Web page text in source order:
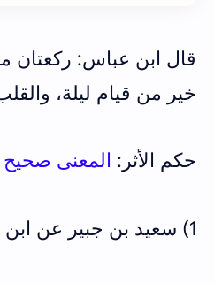
قال ابن عباس: ركعتان
خير من قيام ليلة،
حكم الأثر: المعنى صحيح
1) سعيد بن جبير عن ابن عباس